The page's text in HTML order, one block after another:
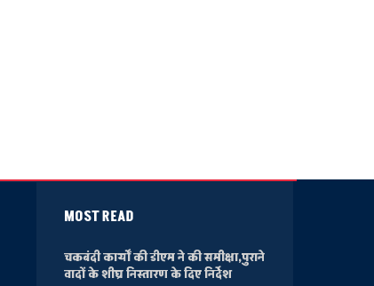
MOST READ
चकबंदी कार्यों की डीएम ने की समीक्षा,पुराने
वादों के शीघ्र निस्तारण के दिए निर्देश